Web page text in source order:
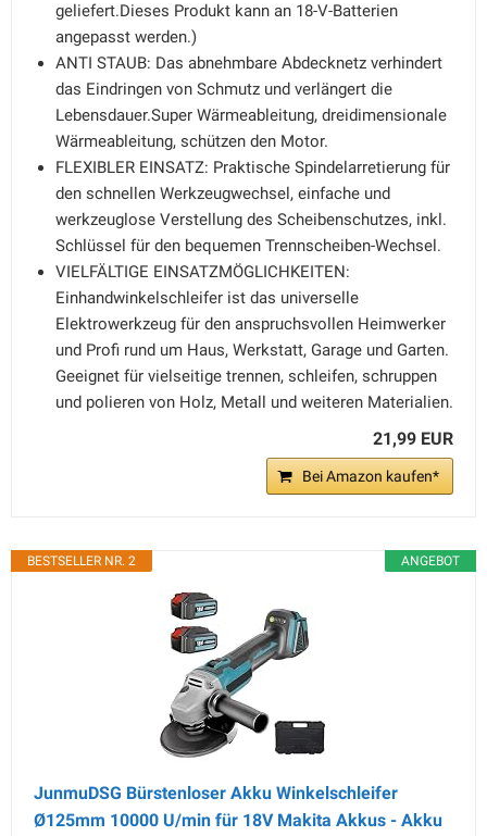
geliefert.Dieses Produkt kann an 18-V-Batterien
angepasst werden.)
ANTI STAUB: Das abnehmbare Abdecknetz verhindert
das Eindringen von Schmutz und verlängert die
Lebensdauer.Super Wärmeableitung, dreidimensionale
Wärmeableitung, schützen den Motor.
FLEXIBLER EINSATZ: Praktische Spindelarretierung für
den schnellen Werkzeugwechsel, einfache und
werkzeuglose Verstellung des Scheibenschutzes, inkl.
Schlüssel für den bequemen Trennscheiben-Wechsel.
VIELFÄLTIGE EINSATZMÖGLICHKEITEN:
Einhandwinkelschleifer ist das universelle
Elektrowerkzeug für den anspruchsvollen Heimwerker
und Profi rund um Haus, Werkstatt, Garage und Garten.
Geeignet für vielseitige trennen, schleifen, schruppen
und polieren von Holz, Metall und weiteren Materialien.
21,99 EUR
Bei Amazon kaufen*
ANGEBOT
BESTSELLER NR. 2
JunmuDSG Bürstenloser Akku Winkelschleifer
Ø125mm 10000 U/min für 18V Makita Akkus - Akku